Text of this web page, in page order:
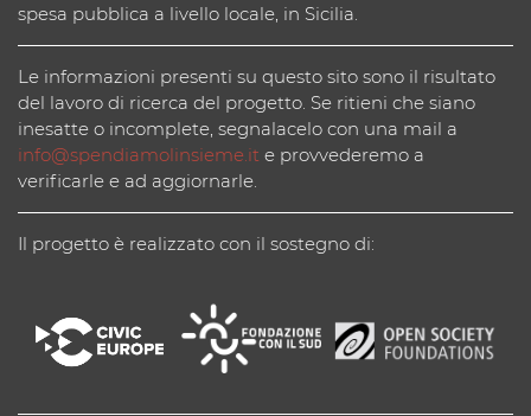
spesa pubblica a livello locale, in Sicilia.
Le informazioni presenti su questo sito sono il risultato
del lavoro di ricerca del progetto. Se ritieni che siano
inesatte o incomplete, segnalacelo con una mail a
info@spendiamolinsieme.it e provvederemo a
verificarle e ad aggiornarle.
Il progetto è realizzato con il sostegno di: